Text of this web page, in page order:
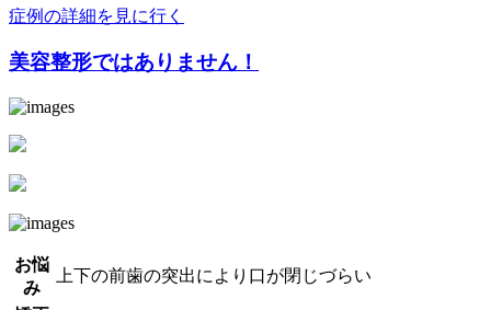
症例の詳細を見に行く
美容整形ではありません！
お悩
み
上下の前歯の突出により口が閉じづらい